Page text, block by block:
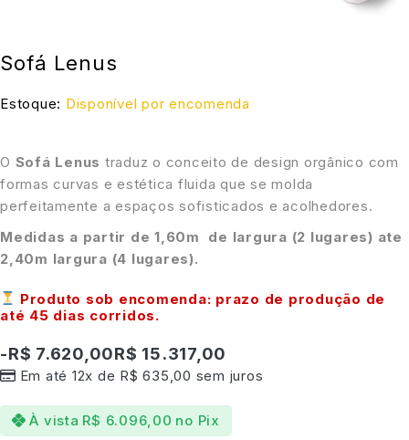
Sofá Lenus
Estoque: Disponível por encomenda
O Sofá Lenus traduz o conceito de design orgânico com
formas curvas e estética fluida que se molda
perfeitamente a espaços sofisticados e acolhedores.
Medidas a partir de 1,60m de largura (2 lugares) ate
2,40m largura (4 lugares).
Produto sob encomenda: prazo de produção de
até 45 dias corridos.
R$ 7.620,00
- R$ 15.317,00
Em até 12x de R$ 635,00 sem juros
À vista R$ 6.096,00 no Pix